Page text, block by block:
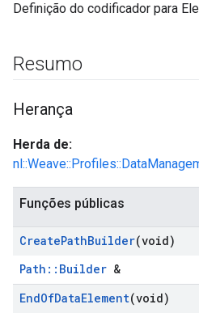
Definição do codificador para
Resumo
Herança
Herda de:
Funções públicas
CreatePathBuilder(void)
Path::Builder &
EndOfDataElement(void)